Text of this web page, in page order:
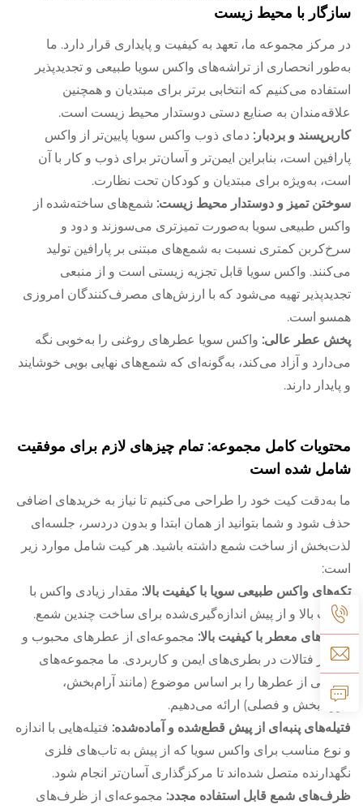
سازگار با محیط زیست
در مرکز مجموعه ما، تعهد به کیفیت و پایداری قرار دارد. ما
به‌طور انحصاری از تراشه‌های واکس سویا طبیعی و تجدیدپذیر
استفاده می‌کنیم که انتخابی برتر برای مبتدیان و همچنین
علاقه‌مندان به صنایع دستی دوستدار محیط زیست است.
کاربرپسند و بردبار: دمای ذوب واکس سویا پایین‌تر از واکس
پارافین است، بنابراین ایمن‌تر و آسان‌تر برای ذوب و کار با آن
است، به‌ویژه برای مبتدیان و کودکان تحت نظارت.
سوختن تمیز و دوستدار محیط زیست: شمع‌های ساخته‌شده از
واکس طبیعی سویا به‌صورت تمیزتری می‌سوزند و دود و
سرخ‌کربن کمتری نسبت به شمع‌های مبتنی بر پارافین تولید
می‌کنند. واکس سویا قابل تجزیه زیستی است و از منبعی
تجدیدپذیر تهیه می‌شود که با ارزش‌های مصرف‌کنندگان امروزی
همسو است.
پخش عطر عالی: واکس سویا عطرهای روغنی را به‌خوبی نگه
می‌دارد و آزاد می‌کند، به‌گونه‌ای که شمع‌های نهایی بویی خوشایند
و پایدار دارند.
محتویات کامل مجموعه: تمام چیزهای لازم برای موفقیت
شامل شده است
ما به‌دقت کیت خود را طراحی می‌کنیم تا نیاز به خریدهای اضافی
حذف شود و شما بتوانید از همان ابتدا و بدون دردسر، جلسه‌ای
لذت‌بخش از ساخت شمع داشته باشید. هر کیت شامل موارد زیر
است:
تکه‌های واکس طبیعی سویا با کیفیت بالا: مقدار زیادی واکس با
کیفیت بالا و از پیش اندازه‌گیری‌شده برای ساخت چندین شمع.
روغن‌های معطر با کیفیت بالا: مجموعه‌ای از عطرهای محبوب و
فری‌از فتالات در بطری‌های ایمن و کاربردی. ما مجموعه‌های
مختلفی از عطرها را بر اساس موضوع (مانند آرام‌بخش،
انرژی‌بخش و فصلی) ارائه می‌دهیم.
فتیله‌های پنبه‌ای از پیش قطع‌شده و آماده‌شده: فتیله‌هایی با اندازه
و نوع مناسب برای واکس سویا که از پیش به تاب‌های فلزی
نگهدارنده متصل شده‌اند تا مرکز‌گذاری آسان‌تر انجام شود.
ظرف‌های شمع قابل استفاده مجدد: مجموعه‌ای از ظرف‌های